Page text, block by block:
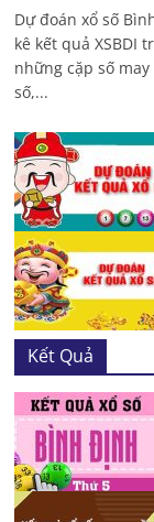
Dự đoán xổ số
kê kết quả XSBDI
những cặp số
số,...
Kết Quả